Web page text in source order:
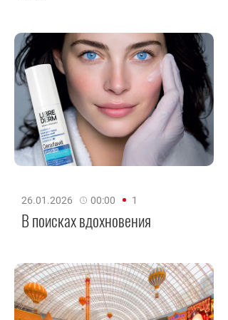
26.01.2026 00:00 1
В поисках вдохновения